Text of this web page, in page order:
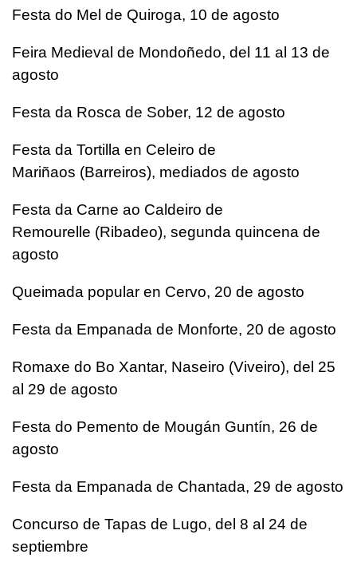
Festa do Mel de Quiroga, 10 de agosto
Feira Medieval de Mondoñedo, del 11 al 13 de
agosto
Festa da Rosca de Sober, 12 de agosto
Festa da Tortilla en Celeiro de
Mariñaos (Barreiros), mediados de agosto
Festa da Carne ao Caldeiro de
Remourelle (Ribadeo), segunda quincena de
agosto
Queimada popular en Cervo, 20 de agosto
Festa da Empanada de Monforte, 20 de agosto
Romaxe do Bo Xantar, Naseiro (Viveiro), del 25
al 29 de agosto
Festa do Pemento de Mougán Guntín, 26 de
agosto
Festa da Empanada de Chantada, 29 de agosto
Concurso de Tapas de Lugo, del 8 al 24 de
septiembre